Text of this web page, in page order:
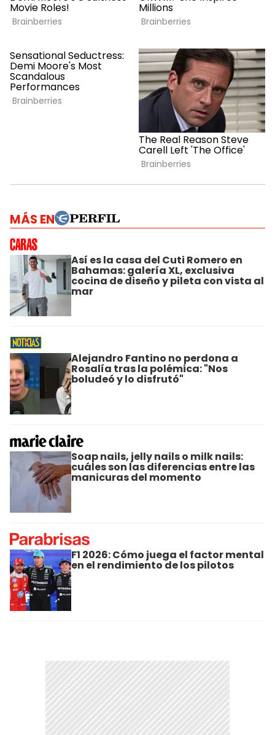
MÁS EN
Así es la casa del Cuti Romero en
Bahamas: galería XL, exclusiva
cocina de diseño y pileta con vista al
mar
Alejandro Fantino no perdona a
Rosalía tras la polémica: "Nos
boludeó y lo disfrutó"
Soap nails, jelly nails o milk nails:
cuáles son las diferencias entre las
manicuras del momento
F1 2026: Cómo juega el factor mental
en el rendimiento de los pilotos